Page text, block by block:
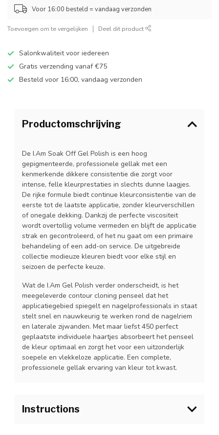
Voor 16:00 besteld = vandaag verzonden
Toevoegen om te vergelijken Deel dit product
Salonkwaliteit voor iedereen
Gratis verzending vanaf €75
Besteld voor 16:00, vandaag verzonden
Productomschrijving
De I.Am Soak Off Gel Polish is een hoog
gepigmenteerde, professionele gellak met een
kenmerkende dikkere consistentie die zorgt voor
intense, felle kleurprestaties in slechts dunne laagjes.
De rijke formule biedt continue kleurconsistentie van de
eerste tot de laatste applicatie, zonder kleurverschillen
of onegale dekking. Dankzij de perfecte viscositeit
wordt overtollig volume vermeden en blijft de applicatie
strak en gecontroleerd, of het nu gaat om een primaire
behandeling of een add-on service. De uitgebreide
collectie modieuze kleuren biedt voor elke stijl en
seizoen de perfecte keuze.
Wat de I.Am Gel Polish verder onderscheidt, is het
meegeleverde contour cloning penseel dat het
applicatiegebied spiegelt en nagelprofessionals in staat
stelt snel en nauwkeurig te werken rond de nagelriem
en laterale zijwanden. Met maar liefst 450 perfect
geplaatste individuele haartjes absorbeert het penseel
de kleur optimaal en zorgt het voor een uitzonderlijk
soepele en vlekkeloze applicatie. Een complete,
professionele gellak ervaring van kleur tot kwast.
Instructions